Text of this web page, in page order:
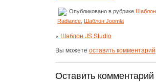
Опубликовано в рубрике
Radiance Шаблон Joomla
« Шаблон JS Studio
Вы можете оставить комментарий
Оставить комментарий